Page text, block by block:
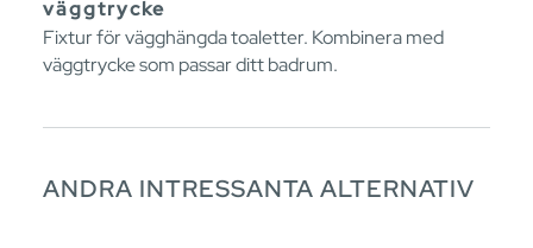
väggtrycke
Fixtur för vägghängda toaletter. Kombinera med
väggtrycke som passar ditt badrum.
ANDRA INTRESSANTA ALTERNATIV